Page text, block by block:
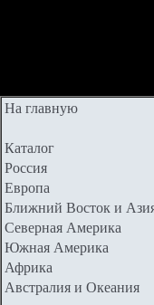
На главную
Каталог
Россия
Европа
Ближний Восток и
Северная Америка
Южная Америка
Африка
Австралия и Океания